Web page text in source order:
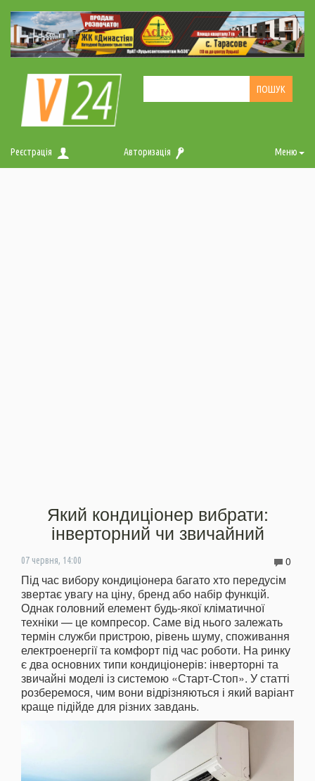
Реєстрація Авторизація Меню
Який кондиціонер вибрати:
інверторний чи звичайний
07 червня, 14:00 0
Під час вибору кондиціонера багато хто передусім
звертає увагу на ціну, бренд або набір функцій.
Однак головний елемент будь-якої кліматичної
техніки — це компресор. Саме від нього залежать
термін служби пристрою, рівень шуму, споживання
електроенергії та комфорт під час роботи. На ринку
є два основних типи кондиціонерів: інверторні та
звичайні моделі із системою «Старт-Стоп». У статті
розберемося, чим вони відрізняються і який варіант
краще підійде для різних завдань.